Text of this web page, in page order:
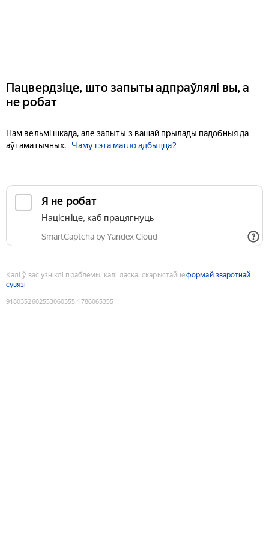
Пацвердзіце, што запыты адпраўлялі вы, а
не робат
Нам вельмі шкада, але запыты з вашай прылады падобныя да
аўтаматычных.
Чаму гэта магло адбыцца?
Я не робат
Націсніце, каб працягнуць
SmartCaptcha by Yandex Cloud
Калі ў вас узніклі праблемы, калі ласка, скарыстайцеформай зваротнай
сувязі
9180352602553060355:1786065355